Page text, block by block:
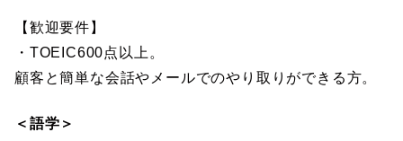
【歓迎要件】
・TOEIC600点以上。
顧客と簡単な会話やメールでのやり取りができる方。
＜語学＞